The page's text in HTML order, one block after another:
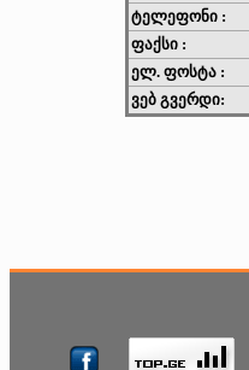
ტელეფონი :
ფაქსი :
ელ. ფოსტა :
ვებ გვერდი: